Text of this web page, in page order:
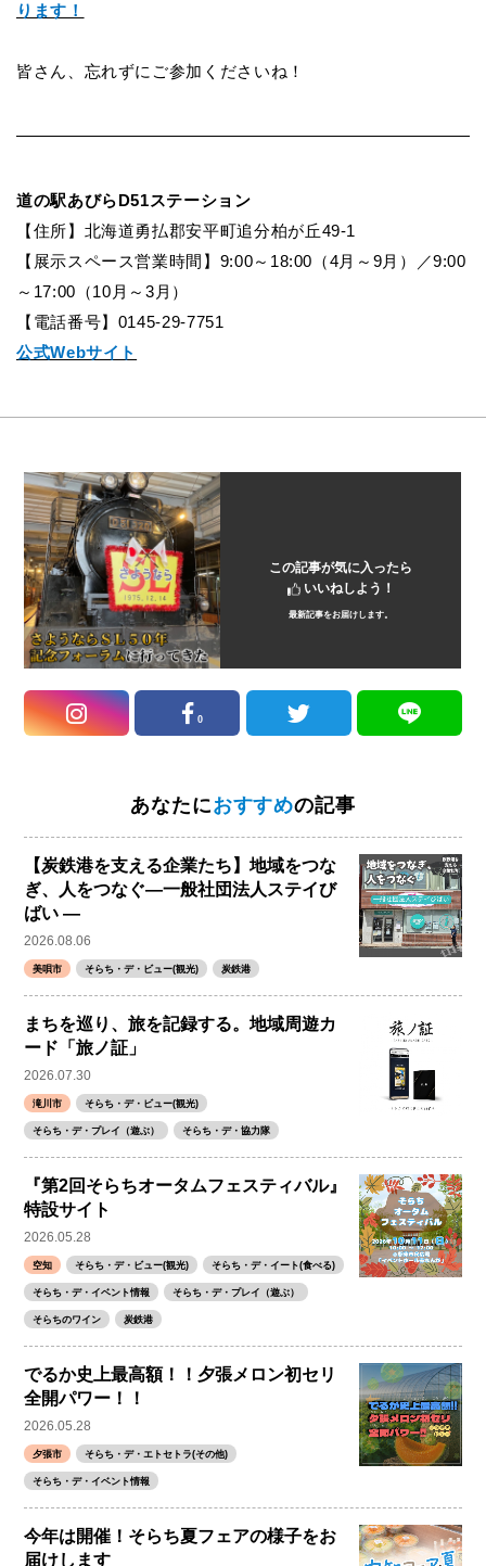
ります！
皆さん、忘れずにご参加くださいね！
道の駅あびらD51ステーション
【住所】北海道勇払郡安平町追分柏が丘49-1
【展示スペース営業時間】9:00～ 18:00 （4月 ～9月）／9:00
～ 17:00 （10月 ～3 月）
【電話番号】0145-29-7751
公式Webサイト
この記事が気に入ったら
いいねしよう！
最新記事をお届けします。
0
あなたにおすすめの記事
【炭鉄港を支える企業たち】地域をつな
ぎ、人をつなぐ―一般社団法人ステイび
ばい ―
2026.08.06
美唄市 そらち・デ・ビュー(観光) 炭鉄港
まちを巡り、旅を記録する。地域周遊カ
ード「旅ノ証」
2026.07.30
滝川市 そらち・デ・ビュー(観光)
そらち・デ・プレイ（遊ぶ） そらち・デ・協力隊
『第2回そらちオータムフェスティバル』
特設サイト
2026.05.28
空知 そらち・デ・ビュー(観光) そらち・デ・イート(食べる)
そらち・デ・イベント情報 そらち・デ・プレイ（遊ぶ）
そらちのワイン 炭鉄港
でるか史上最高額！！夕張メロン初セリ
全開パワー！！
2026.05.28
夕張市 そらち・デ・エトセトラ(その他)
そらち・デ・イベント情報
今年は開催！そらち夏フェアの様子をお
届けします